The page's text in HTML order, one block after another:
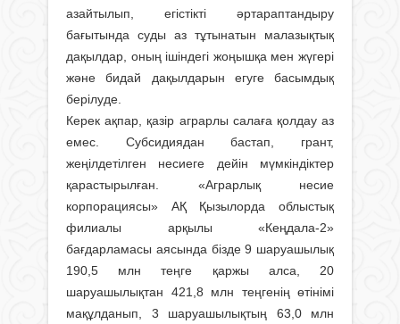
азайтылып, егістікті әртараптандыру
бағытында суды аз тұтынатын малазықтық
дақылдар, оның ішіндегі жоңышқа мен жүгері
және бидай дақылдарын егуге басымдық
берілуде.
Керек ақпар, қазір аграрлы салаға қолдау аз
емес. Субсидиядан бастап, грант,
жеңілдетілген несиеге дейін мүмкіндіктер
қарастырылған. «Аграрлық несие
корпорациясы» АҚ Қызылорда облыстық
филиалы арқылы «Кеңдала-2»
бағдарламасы аясында бізде 9 шаруашылық
190,5 млн теңге қаржы алса, 20
шаруашылықтан 421,8 млн теңгенің өтінімі
мақұлданып, 3 шаруашылықтың 63,0 млн